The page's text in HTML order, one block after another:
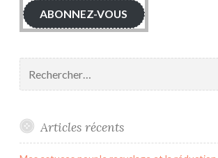
ABONNEZ-VOUS
Articles récents